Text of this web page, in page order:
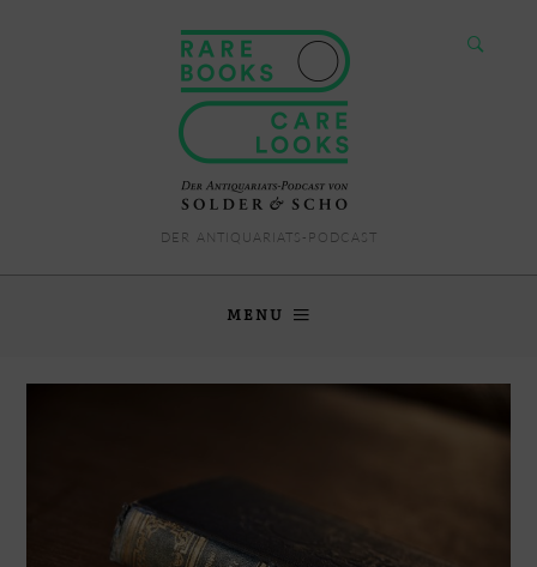
DER ANTIQUARIATS-PODCAST
MENU